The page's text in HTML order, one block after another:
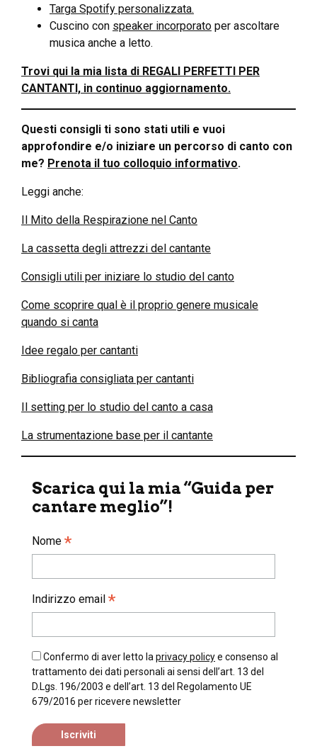
Targa Spotify personalizzata.
Cuscino con speaker incorporato per ascoltare
musica anche a letto.
Trovi qui la mia lista di REGALI PERFETTI PER
CANTANTI, in continuo aggiornamento.
Questi consigli ti sono stati utili e vuoi
approfondire e/o iniziare un percorso di canto con
me? Prenota il tuo colloquio informativo.
Leggi anche:
Il Mito della Respirazione nel Canto
La cassetta degli attrezzi del cantante
Consigli utili per iniziare lo studio del canto
Come scoprire qual è il proprio genere musicale
quando si canta
Idee regalo per cantanti
Bibliografia consigliata per cantanti
Il setting per lo studio del canto a casa
La strumentazione base per il cantante
Scarica qui la mia “Guida per
cantare meglio”!
Nome *
Indirizzo email *
Confermo di aver letto laprivacy policye consenso al
trattamento dei dati personali ai sensi dell’art. 13 del
D.Lgs. 196/2003 e dell’art. 13 del Regolamento UE
679/2016 per ricevere newsletter